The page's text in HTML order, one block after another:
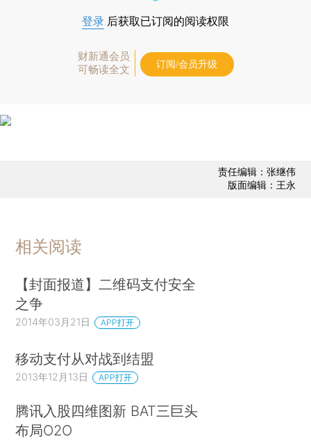
登录 后获取已订阅的阅读权限
财新通会员
可畅读全文
订阅/会员升级
责任编辑：张继伟
版面编辑：王永
相关阅读
【封面报道】二维码支付安全
之争
2014年03月21日 APP打开
移动支付从对战到结盟
2013年12月13日 APP打开
腾讯入股四维图新 BAT三巨头
布局O2O